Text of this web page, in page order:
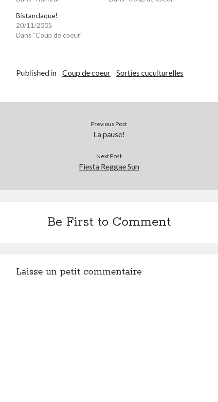
Bon plan du dimanche
Coup de coeur
Green
Bistanclaque!
20/11/2005
Dans "Coup de coeur"
Published in Coup de coeur Sorties cuculturelles
Previous Post
La pause!
Next Post
Fiesta Reggae Sun
Be First to Comment
Laisse un petit commentaire